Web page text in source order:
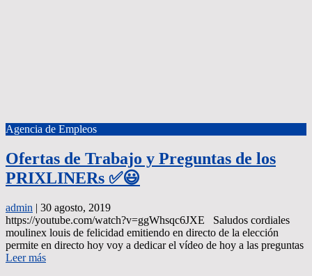
Agencia de Empleos
Ofertas de Trabajo y Preguntas de los
PRIXLINERs ✅😃
admin | 30 agosto, 2019
https://youtube.com/watch?v=ggWhsqc6JXE Saludos cordiales
moulinex louis de felicidad emitiendo en directo de la elección
permite en directo hoy voy a dedicar el vídeo de hoy a las preguntas
Leer más